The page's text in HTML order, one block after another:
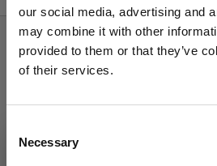
our social media, advertising and
may combine it with other
provided to them or that they’ve
of their services.
Selection
Necessary
Este site destina-se a um público
Lubrificantes à base de aminas